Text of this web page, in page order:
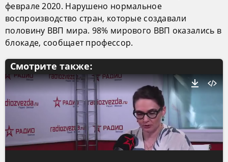
феврале 2020. Нарушено нормальное
воспроизводство стран, которые создавали
половину ВВП мира. 98% мирового ВВП оказались в
блокаде, сообщает профессор.
Смотрите также: